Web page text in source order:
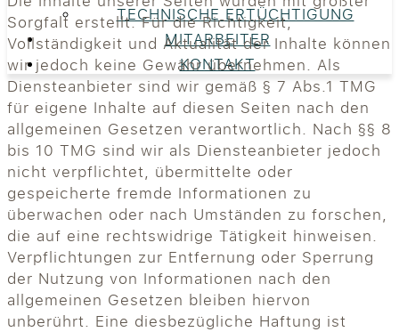
TECHNISCHE ERTÜCHTIGUNG
MITARBEITER
KONTAKT
Sorgfalt erstellt. Für die Richtigkeit,
Vollständigkeit und Aktualität der Inhalte können
wir jedoch keine Gewähr übernehmen. Als
Diensteanbieter sind wir gemäß § 7 Abs.1 TMG
für eigene Inhalte auf diesen Seiten nach den
allgemeinen Gesetzen verantwortlich. Nach §§ 8
bis 10 TMG sind wir als Diensteanbieter jedoch
nicht verpflichtet, übermittelte oder
gespeicherte fremde Informationen zu
überwachen oder nach Umständen zu forschen,
die auf eine rechtswidrige Tätigkeit hinweisen.
Verpflichtungen zur Entfernung oder Sperrung
der Nutzung von Informationen nach den
allgemeinen Gesetzen bleiben hiervon
unberührt. Eine diesbezügliche Haftung ist